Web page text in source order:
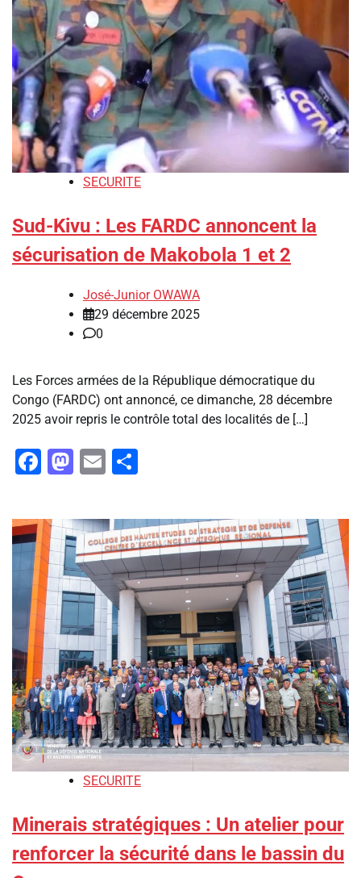
SECURITE
Sud-Kivu : Les FARDC annoncent la
sécurisation de Makobola 1 et 2
José-Junior OWAWA
29 décembre 2025
0
Les Forces armées de la République démocratique du
Congo (FARDC) ont annoncé, ce dimanche, 28 décembre
2025 avoir repris le contrôle total des localités de […]
Facebook
Mastodon
Email
SECURITE
Minerais stratégiques : Un atelier pour
renforcer la sécurité dans le bassin du